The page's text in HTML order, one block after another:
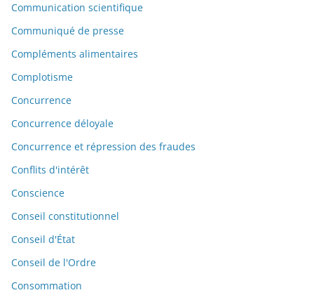
Communication scientifique
Communiqué de presse
Compléments alimentaires
Complotisme
Concurrence
Concurrence déloyale
Concurrence et répression des fraudes
Conflits d'intérêt
Conscience
Conseil constitutionnel
Conseil d'État
Conseil de l'Ordre
Consommation